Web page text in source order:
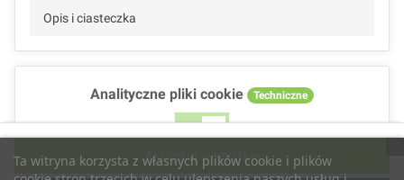
Ta witryna korzysta z własnych plików cookie i plików
Opis i ciasteczka
Analityczne pliki cookie Techniczne
Nie Tak
Opis i ciasteczka
Akceptuj wszystkie